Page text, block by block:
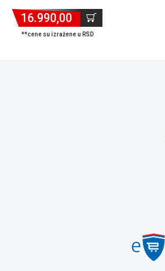
16.990,00
**cene su izražene u RSD